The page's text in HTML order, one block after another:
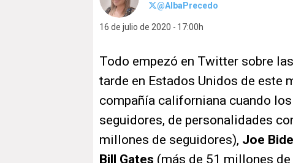
@AlbaPrecedo
16 de julio de 2020 17:00h
Todo empezó en Twitter sobre
tarde en Estados Unidos de este
compañía californiana cuando
seguidores, de personalidades
millones de seguidores), Joe
Bill Gates (más de 51 millones